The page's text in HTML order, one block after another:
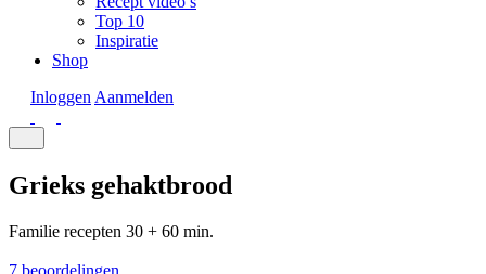
Top 10
Inspiratie
Shop
Inloggen Aanmelden
Grieks gehaktbrood
Familie recepten 30 + 60 min.
7 beoordelingen